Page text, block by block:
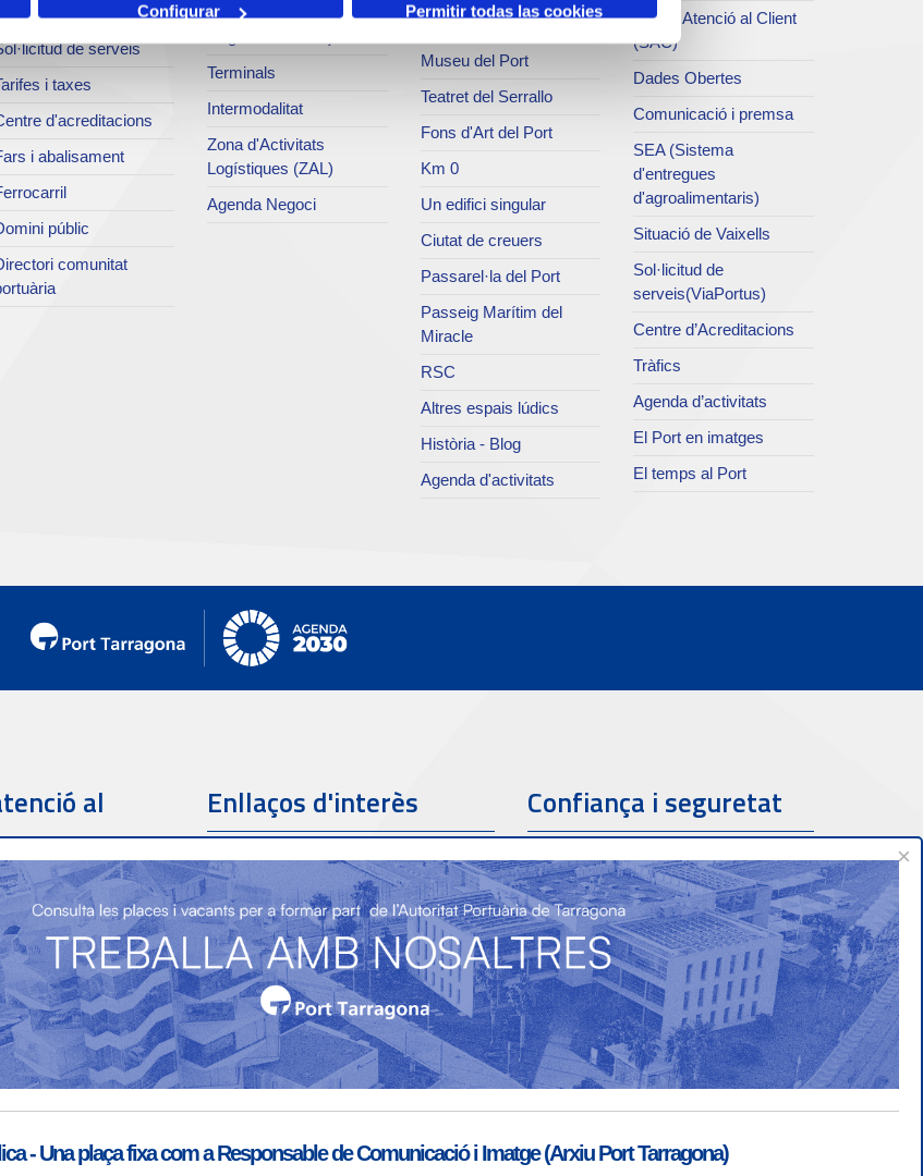
Configurar Permitir todas las cookies
Serveis comercials
de serveis
i taxes
d'acreditacions
i abalisament
públic
comunitat
d'entregues
Terminals
Intermodalitat
Zona d'Activitats
Logístiques (ZAL)
Agenda Negoci
Parc del Port
Museu del Port
Teatret del Serrallo
Fons d'Art del Port
Km 0
Un edifici singular
Ciutat de creuers
Passarel·la del Port
Passeig Marítim del
Miracle
RSC
Altres espais lúdics
Història - Blog
Agenda d'activitats
Servei Atenció al Client
(SAC)
Dades Obertes
Comunicació i premsa
SEA (Sistema
d'entregues
d'agroalimentaris)
Situació de Vaixells
Sol·licitud de
serveis(ViaPortus)
Centre d’Acreditacions
Tràfics
Agenda d’activitats
El Port en imatges
El temps al Port
al
contacte
contacte
SAC
SAC ( Servei
Enllaços d'interès
Partners
Confiança i seguretat
×
- Una plaça fixa com a Responsable de Comunicació i Imatge (Arxiu Port Tarragona)